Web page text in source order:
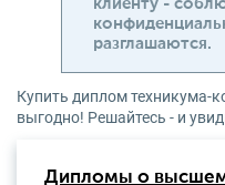
клиенту -
разглашаются.
Купить диплом техникума-
выгодно! Решайтесь - и
Дипломы о высшем